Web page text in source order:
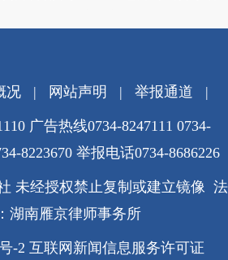
况| 网站声明 | 举报通道 |
广告热线0734-8247111 0734-
8223670 举报电话0734-8686226
未经授权禁止复制或建立镜像 法
湖南雁京律师事务所
-2 互联网新闻信息服务许可证